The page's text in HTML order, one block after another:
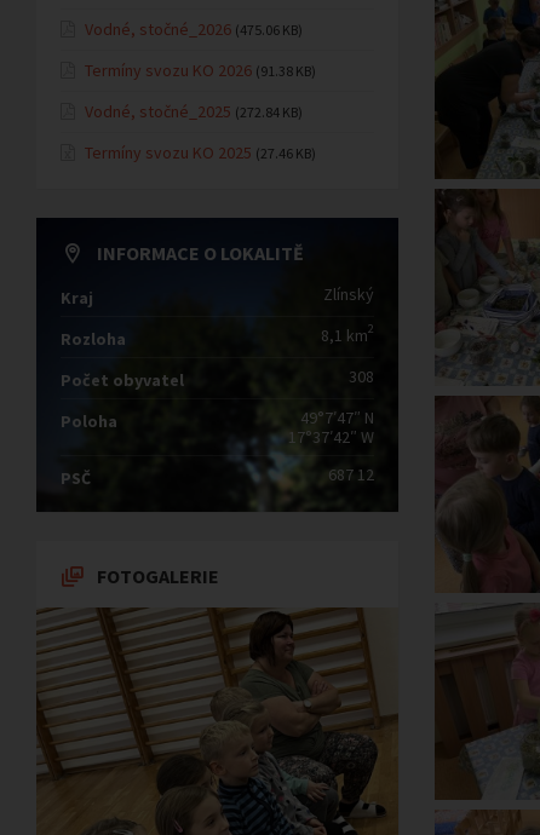
Vodné, stočné_2026 (475.06 KB)
Termíny svozu KO 2026 (91.38 KB)
Vodné, stočné_2025 (272.84 KB)
Termíny svozu KO 2025 (27.46 KB)
INFORMACE O LOKALITĚ
Kraj Zlínský
Rozloha 8,1 km2
Počet obyvatel 308
Poloha
49°7′47″ N
17°37′42″ W
PSČ
687 12
FOTOGALERIE